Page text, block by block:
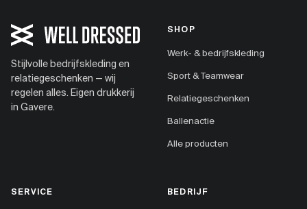
Stijlvolle bedrijfskleding en
relatiegeschenken — wij
regelen alles. Eigen drukkerij
in Gavere.
SHOP
Werk- & bedrijfskleding
Sport & Teamwear
Relatiegeschenken
Ballenactie
Alle producten
SERVICE BEDRIJF